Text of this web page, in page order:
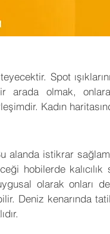
Spot
arada olmak,
Kadın
alanda istikrar
hobilerde
olarak onları
Deniz kenarında